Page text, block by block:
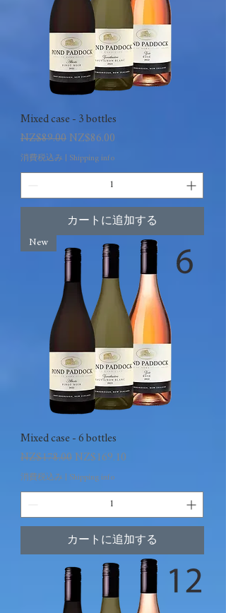
Mixed case - 3 bottles
通常価格
NZ$89.00 セール価格
NZ$86.00
消費税込み Shipping info
カートに追加する
New
Mixed case - 6 bottles
通常価格
NZ$178.00 セール価格
NZ$169.10
消費税込み Shipping info
カートに追加する